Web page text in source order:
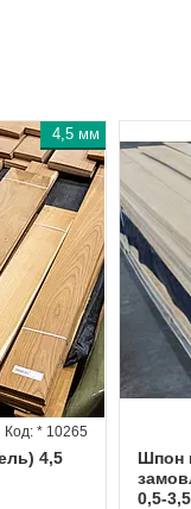
4,5 мм
4,5
* 10265
Шпон
0,5-